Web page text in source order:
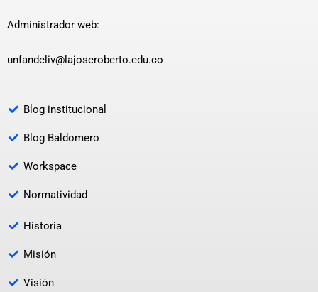
Administrador web:
unfandeliv@lajoseroberto.edu.co
Blog institucional
Blog Baldomero
Workspace
Normatividad
Historia
Misión
Visión